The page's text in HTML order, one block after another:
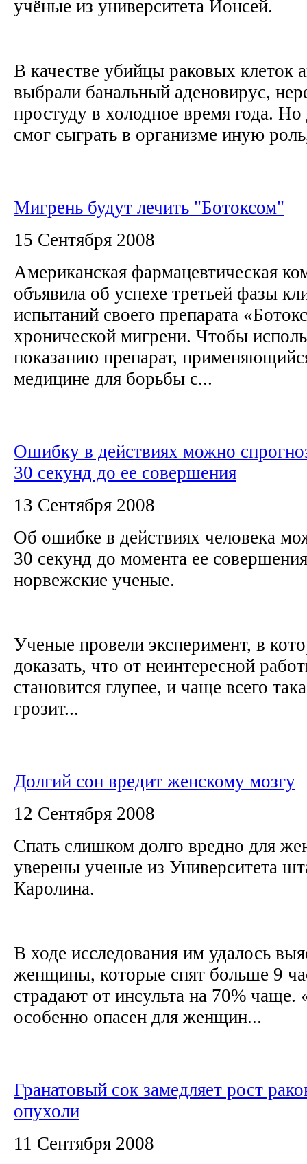
учёные из университета Йонсей.
В качестве убийцы раковых клеток
выбрали банальный аденовирус,
простуду в холодное время года.
смог сыграть в организме иную
Мигрень будут лечить "Ботоксом"
15 Сентября 2008
Американская фармацевтическая
объявила об успехе третьей фазы
испытаний своего препарата
хронической мигрени. Чтобы
показанию препарат,
медицине для борьбы с...
Ошибку в действиях можно
30 секунд до ее совершения
13 Сентября 2008
Об ошибке в действиях человека
30 секунд до момента ее
норвежские ученые.
Ученые провели эксперимент, в
доказать, что от неинтересной
становится глупее, и чаще всего
грозит...
Долгий сон вредит женскому мозгу
12 Сентября 2008
Спать слишком долго вредно для
уверены ученые из Университета
Каролина.
В ходе исследования им удалось
женщины, которые спят больше 9
страдают от инсульта на 70% чаще.
особенно опасен для женщин...
Гранатовый сок замедляет рост
опухоли
11 Сентября 2008